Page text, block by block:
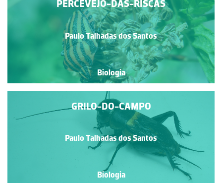
PERCEVEJO-DAS-RISCAS
Paulo Talhadas dos Santos
Biologia
GRILO-DO-CAMPO
Paulo Talhadas dos Santos
Biologia